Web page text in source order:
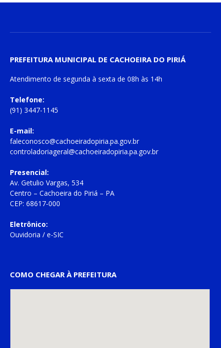
PREFEITURA MUNICIPAL DE CACHOEIRA DO PIRIÁ
Atendimento de segunda à sexta de 08h às 14h
Telefone:
(91) 3447-1145
E-mail:
faleconosco@cachoeiradopiria.pa.gov.br
controladoriageral@cachoeiradopiria.pa.gov.br
Presencial:
Av. Getulio Vargas, 534
Centro – Cachoeira do Piriá – PA
CEP: 68617-000
Eletrônico:
Ouvidoria / e-SIC
COMO CHEGAR À PREFEITURA